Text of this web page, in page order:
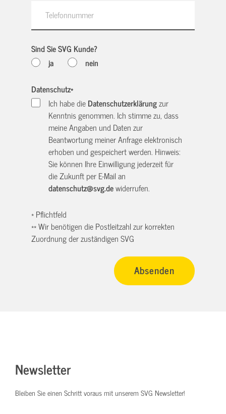
Sind Sie SVG Kunde?
ja
nein
Datenschutz*
Ich habe dieDatenschutzerklärungzur
Kenntnis genommen. Ich stimme zu, dass
meine Angaben und Daten zur
Beantwortung meiner Anfrage elektronisch
erhoben und gespeichert werden. Hinweis:
Sie können Ihre Einwilligung jederzeit für
die Zukunft per E-Mail an
datenschutz@svg.dewiderrufen.
* Pflichtfeld
** Wir benötigen die Postleitzahl zur korrekten
Zuordnung der zuständigen SVG
Newsletter
Bleiben Sie einen Schritt voraus mit unserem SVG Newsletter!